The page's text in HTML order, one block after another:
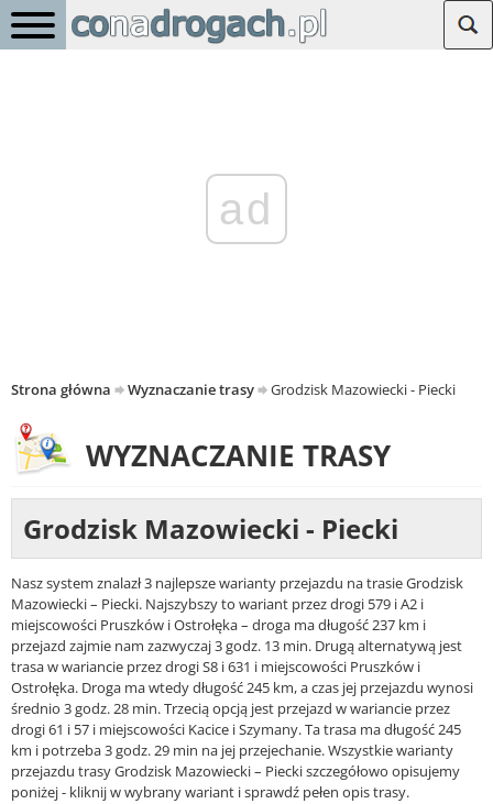
ad
Strona główna Wyznaczanie trasy Grodzisk Mazowiecki - Piecki
WYZNACZANIE TRASY
Grodzisk Mazowiecki - Piecki
Nasz system znalazł 3 najlepsze warianty przejazdu na trasie Grodzisk
Mazowiecki – Piecki. Najszybszy to wariant przez drogi 579 i A2 i
miejscowości Pruszków i Ostrołęka – droga ma długość 237 km i
przejazd zajmie nam zazwyczaj 3 godz. 13 min. Drugą alternatywą jest
trasa w wariancie przez drogi S8 i 631 i miejscowości Pruszków i
Ostrołęka. Droga ma wtedy długość 245 km, a czas jej przejazdu wynosi
średnio 3 godz. 28 min. Trzecią opcją jest przejazd w wariancie przez
drogi 61 i 57 i miejscowości Kacice i Szymany. Ta trasa ma długość 245
km i potrzeba 3 godz. 29 min na jej przejechanie. Wszystkie warianty
przejazdu trasy Grodzisk Mazowiecki – Piecki szczegółowo opisujemy
poniżej - kliknij w wybrany wariant i sprawdź pełen opis trasy.